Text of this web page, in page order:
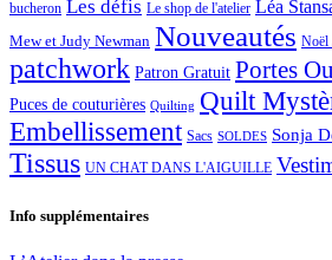
bucheron Les défis Le shop de l'atelier Léa
Mew et Judy Newman Nouveautés Noël
patchwork Patron Gratuit Portes
Puces de couturières Quilting Quilt
Embellissement Sacs SOLDES Sonja
Tissus UN CHAT DANS L'AIGUILLE
Info supplémentaires